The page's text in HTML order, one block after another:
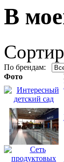
В
По брендам:
Фото